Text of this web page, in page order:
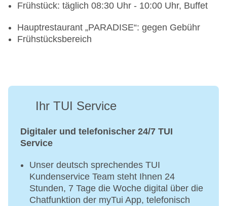
Frühstück: täglich 08:30 Uhr - 10:00 Uhr, Buffet
Hauptrestaurant „PARADISE“: gegen Gebühr
Frühstücksbereich
Ihr TUI Service
Digitaler und telefonischer 24/7 TUI
Service
Unser deutsch sprechendes TUI
Kundenservice Team steht Ihnen 24
Stunden, 7 Tage die Woche digital über die
Chatfunktion der myTui App, telefonisch